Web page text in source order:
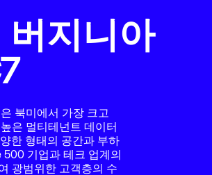
버지니아
북미에서 가장 크고
은 멀티테넌트 데이터
한 형태의 공간과 부하
500 기업과 테크 업계의
광범위한 고객층의 수